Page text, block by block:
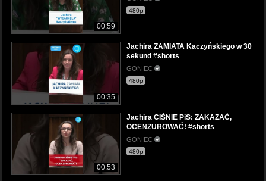
00:59
480p
00:35
Jachira ZAMIATA Kaczyńskiego w 30
sekund #shorts
GONIEC
480p
00:53
Jachira CIŚNIE PiS: ZAKAZAĆ,
OCENZUROWAĆ! #shorts
GONIEC
480p